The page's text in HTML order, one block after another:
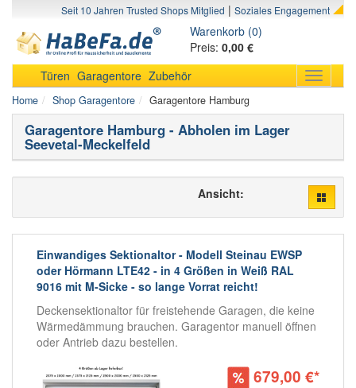
Seit 10 Jahren Trusted Shops Mitglied | Soziales Engagement
Warenkorb (0)
Preis: 0,00 €
Toggle
Türen Garagentore Zubehör
Home Shop Garagentore Garagentore Hamburg
Garagentore Hamburg - Abholen im Lager
Seevetal-Meckelfeld
Ansicht:
Einwandiges Sektionaltor - Modell Steinau EWSP
oder Hörmann LTE42 - in 4 Größen in Weiß RAL
9016 mit M-Sicke - so lange Vorrat reicht!
Deckensektionaltor für freistehende Garagen, die keine
Wärmedämmung brauchen. Garagentor manuell öffnen
oder Antrieb dazu bestellen.
679,00 €*